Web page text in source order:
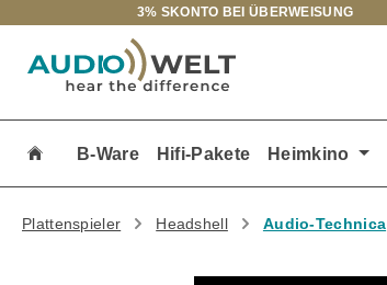
Hauptinhalt springen
Zur Suche springen
Zur Hauptnavigation springen
3% SKONTO BEI ÜBERWEISUNG
B-Ware Hifi-Pakete Heimkino
Plattenspieler Headshell Audio-Technica